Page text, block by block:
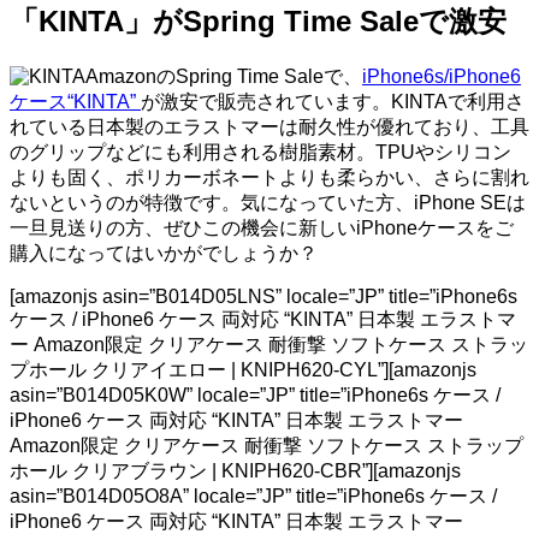
「KINTA」がSpring Time Saleで激安
AmazonのSpring Time Saleで、 iPhone6s/iPhone6
ケース“KINTA” が激安で販売されています。KINTAで利用さ
れている日本製のエラストマーは耐久性が優れており、工具
のグリップなどにも利用される樹脂素材。TPUやシリコン
よりも固く、ポリカーボネートよりも柔らかい、さらに割れ
ないというのが特徴です。気になっていた方、iPhone SEは
一旦見送りの方、ぜひこの機会に新しいiPhoneケースをご
購入になってはいかがでしょうか？
[amazonjs asin=”B014D05LNS” locale=”JP” title=”iPhone6s
ケース / iPhone6 ケース 両対応 “KINTA” 日本製 エラストマ
ー Amazon限定 クリアケース 耐衝撃 ソフトケース ストラッ
プホール クリアイエロー | KNIPH620-CYL”][amazonjs
asin=”B014D05K0W” locale=”JP” title=”iPhone6s ケース /
iPhone6 ケース 両対応 “KINTA” 日本製 エラストマー
Amazon限定 クリアケース 耐衝撃 ソフトケース ストラップ
ホール クリアブラウン | KNIPH620-CBR”][amazonjs
asin=”B014D05O8A” locale=”JP” title=”iPhone6s ケース /
iPhone6 ケース 両対応 “KINTA” 日本製 エラストマー